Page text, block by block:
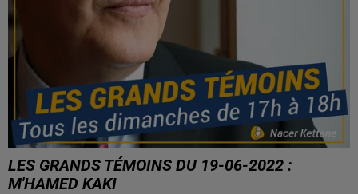
LES GRANDS TÉMOINS DU 19-06-2022 :
M'HAMED KAKI